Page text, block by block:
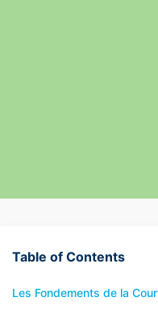
Table of Contents
Les Fondements de la